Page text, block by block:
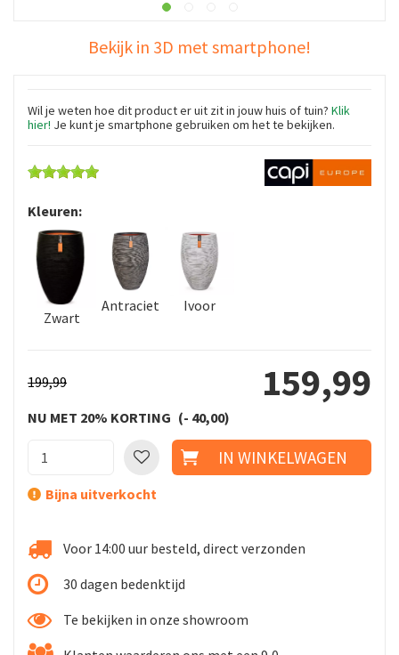
Bekijk in 3D met smartphone!
Wil je weten hoe dit product er uit zit in jouw huis of tuin? Klik
hier! Je kunt je smartphone gebruiken om het te bekijken.
Kleuren:
Zwart
Antraciet Ivoor
199,99 159,99
NU MET 20% KORTING - 40,00
Bijna uitverkocht
Voor 14:00 uur besteld, direct verzonden
30 dagen bedenktijd
Te bekijken in onze showroom